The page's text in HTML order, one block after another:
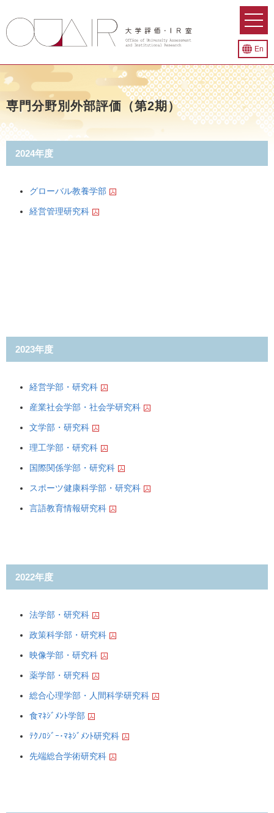
En
専門分野別外部評価（第2期）
2024年度
グローバル教養学部
経営管理研究科
2023年度
経営学部・研究科
産業社会学部・社会学研究科
文学部・研究科
理工学部・研究科
国際関係学部・研究科
スポーツ健康科学部・研究科
言語教育情報研究科
2022年度
法学部・研究科
政策科学部・研究科
映像学部・研究科
薬学部・研究科
総合心理学部・人間科学研究科
食ﾏﾈｼﾞﾒﾝﾄ学部
ﾃｸﾉﾛｼﾞｰ･ﾏﾈｼﾞﾒﾝﾄ研究科
先端総合学術研究科